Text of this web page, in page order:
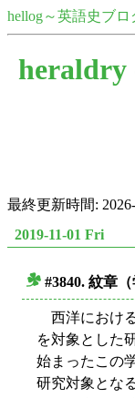
hellog～英語史ブロ
heraldry
最終更新時間:
2019-11-01 Fri
#3840. 紋章（
西洋におけ
を対象とした
始まったこの
研究対象とな